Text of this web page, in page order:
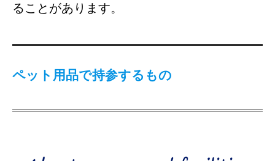
ることがあります。
ペット用品で持参するもの